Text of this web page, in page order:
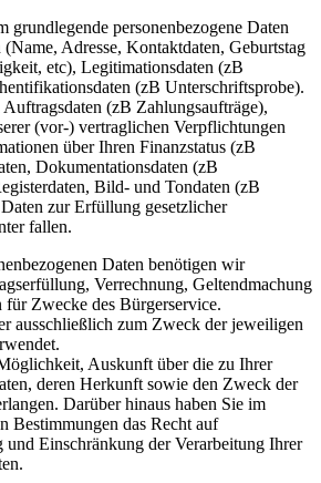
grundlegende personenbezogene Daten
Adresse, Kontaktdaten, Geburtstag
etc), Legitimationsdaten (zB
(zB Unterschriftsprobe).
(zB Zahlungsaufträge),
(vor-) vertraglichen Verpflichtungen
über Ihren Finanzstatus (zB
Dokumentationsdaten (zB
Bild- und Tondaten (zB
zur Erfüllung gesetzlicher
fallen.
Daten benötigen wir
Verrechnung, Geltendmachung
für Zwecke des Bürgerservice.
ausschließlich zum Zweck der jeweiligen
Auskunft über die zu Ihrer
deren Herkunft sowie den Zweck der
Darüber hinaus haben Sie im
Bestimmungen das Recht auf
Einschränkung der Verarbeitung Ihrer